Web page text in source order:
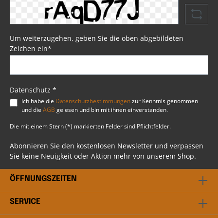
enthalten sind vier Lederriemen, die das
Anbringen der Schwingentasche am Heck Ihrer
Harley® problemlos ermöglichen. Die Tasche ist
zusätzlich durch Kunststoff und
Verstärkungsschaum gegen Verformungen bei
längerem Gebrauch geschützt. Somit ist
Favorit, ausgewählt durch unsere Profis bei BSB
nicht mit uns in Kontakt zu treten. Unser
professionelles Team steht dir gerne beratend
bei allen Fragen rund ums Thema Harley
Davidson® zur Verfügung.
Um weiterzugehen, geben Sie die oben abgebildeten
Zeichen ein*
Datenschutz *
Ich habe die Datenschutzbestimmungenzur Kenntnis genommen
und die AGB gelesen und bin mit ihnen einverstanden.
Die mit einem Stern (*) markierten Felder sind Pflichtfelder.
Abonnieren Sie den kostenlosen Newsletter und verpassen
Sie keine Neuigkeit oder Aktion mehr von unserem Shop.
ÖFFNUNGSZEITEN
SERVICE